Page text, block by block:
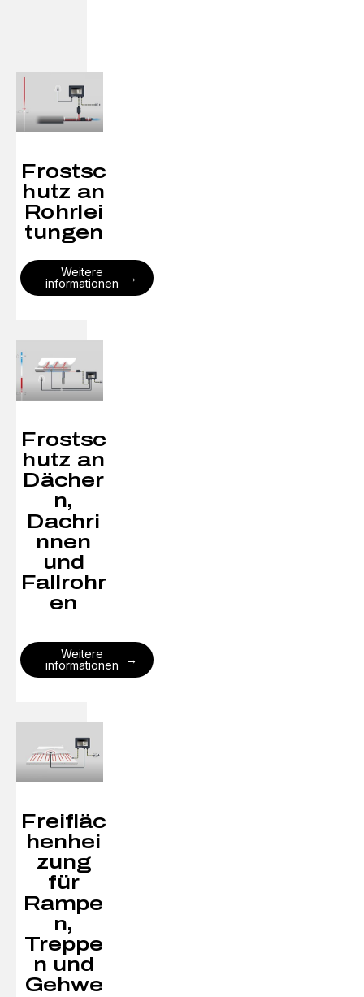
Frostsc
hutz an
Rohrlei
tungen
Weitere
informationen
Frostsc
hutz an
Dächer
n,
Dachri
nnen
und
Fallrohr
en
Weitere
informationen
Freifläc
henhei
zung
für
Rampe
n,
Treppe
n und
Gehwe